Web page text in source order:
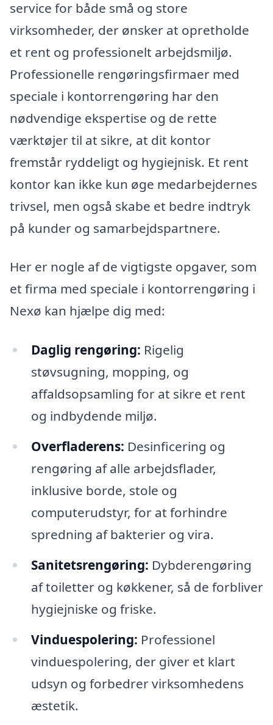
service for både små og store
virksomheder, der ønsker at opretholde
et rent og professionelt arbejdsmiljø.
Professionelle rengøringsfirmaer med
speciale i kontorrengøring har den
nødvendige ekspertise og de rette
værktøjer til at sikre, at dit kontor
fremstår ryddeligt og hygiejnisk. Et rent
kontor kan ikke kun øge medarbejdernes
trivsel, men også skabe et bedre indtryk
på kunder og samarbejdspartnere.
Her er nogle af de vigtigste opgaver, som
et firma med speciale i kontorrengøring i
Nexø kan hjælpe dig med:
Daglig rengøring: Rigelig
støvsugning, mopping, og
affaldsopsamling for at sikre et rent
og indbydende miljø.
Overfladerens: Desinficering og
rengøring af alle arbejdsflader,
inklusive borde, stole og
computerudstyr, for at forhindre
spredning af bakterier og vira.
Sanitetsrengøring: Dybderengøring
af toiletter og køkkener, så de forbliver
hygiejniske og friske.
Vinduespolering: Professionel
vinduespolering, der giver et klart
udsyn og forbedrer virksomhedens
æstetik.